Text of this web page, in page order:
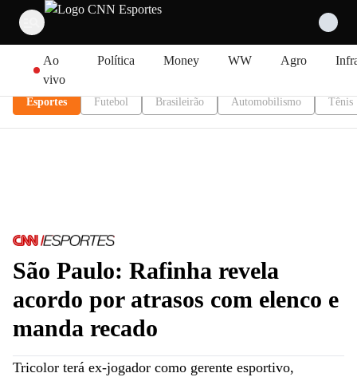
Ao
vivo
Política Money WW Agro
Esportes Futebol Brasileirão Automobilismo Tênis
São Paulo: Rafinha revela
acordo por atrasos com elenco e
manda recado
Tricolor terá ex-jogador como gerente esportivo,